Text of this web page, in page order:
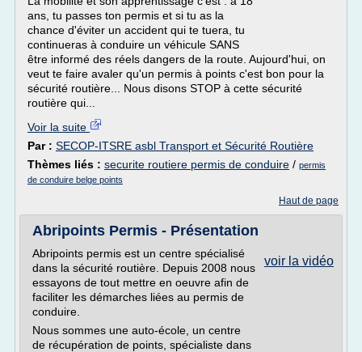
ans, tu passes ton permis et si tu as la
chance d'éviter un accident qui te tuera, tu
continueras à conduire un véhicule SANS
être informé des réels dangers de la route. Aujourd'hui, on
veut te faire avaler qu'un permis à points c'est bon pour la
sécurité routière... Nous disons STOP à cette sécurité
routière qui...
Voir la suite
Par : SECOP-ITSRE asbl Transport et Sécurité Routière
Thèmes liés : securite routiere permis de conduire / permis
de conduire belge points
Haut de page
Abripoints Permis - Présentation
voir la vidéo
Abripoints permis est un centre spécialisé
dans la sécurité routière. Depuis 2008 nous
essayons de tout mettre en oeuvre afin de
faciliter les démarches liées au permis de
conduire.
Nous sommes une auto-école, un centre
de récupération de points, spécialiste dans